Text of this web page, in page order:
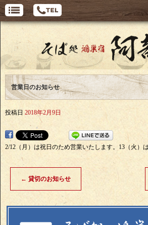
営業日のお知らせ
投稿日 2018年2月9日
2/12（月）は祝日のため営業いたします。13（火）
← 貸切のお知らせ